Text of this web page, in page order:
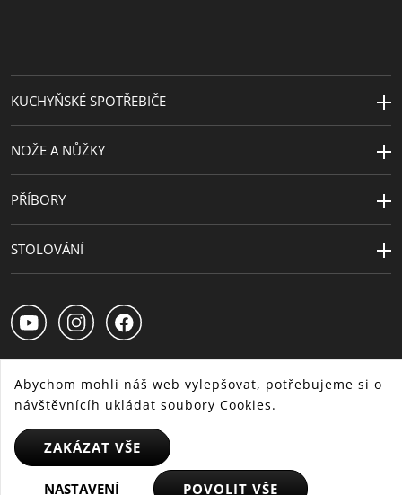
KUCHYŇSKÉ SPOTŘEBIČE
NOŽE A NŮŽKY
PŘÍBORY
STOLOVÁNÍ
CS SK HU
© 2025 WMF - Všechna práva vyhrazena
Abychom mohli náš web vylepšovat, potřebujeme si o
návštěvnícíh ukládat soubory Cookies.
ZAKÁZAT VŠE
NASTAVENÍ POVOLIT VŠE